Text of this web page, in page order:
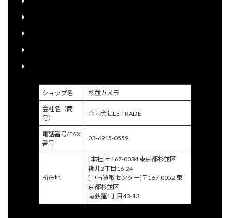
ショップ名 杉並カメラ
会社名（商
号）
合同会社LE-TRADE
電話番号/FAX
番号
03-6915-0559
所在地
[本社]〒167-0034 東京都杉並区
桃井2丁目16-24
[中古買取センター]〒167-0052 東
京都杉並区
南荻窪1丁目43-13